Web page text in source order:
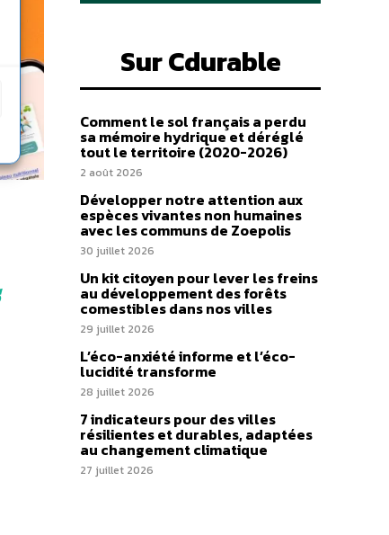
Sur Cdurable
Comment le sol français a perdu
sa mémoire hydrique et déréglé
tout le territoire (2020-2026)
2 août 2026
Développer notre attention aux
espèces vivantes non humaines
avec les communs de Zoepolis
30 juillet 2026
Un kit citoyen pour lever les freins
au développement des forêts
comestibles dans nos villes
29 juillet 2026
L’éco-anxiété informe et l’éco-
lucidité transforme
28 juillet 2026
7 indicateurs pour des villes
résilientes et durables, adaptées
au changement climatique
27 juillet 2026